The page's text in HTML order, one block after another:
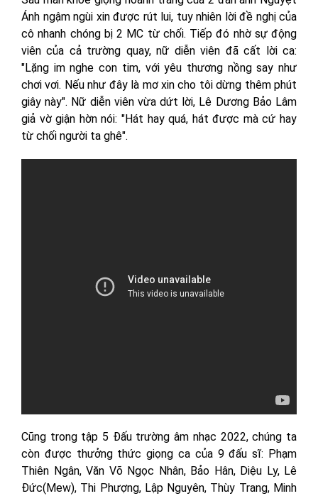
Ánh ngậm ngùi xin được rút lui, tuy nhiên lời đề nghị của
cô nhanh chóng bị 2 MC từ chối. Tiếp đó nhờ sự động
viên của cả trường quay, nữ diễn viên đã cất lời ca:
"Lặng im nghe con tim, với yêu thương nồng say như
chơi vơi. Nếu như đây là mơ xin cho tôi dừng thêm phút
giây này". Nữ diễn viên vừa dứt lời, Lê Dương Bảo Lâm
giả vờ giận hờn nói: "Hát hay quá, hát được mà cứ hay
từ chối người ta ghê".
Cũng trong tập 5 Đấu trường âm nhạc 2022, chúng ta
còn được thưởng thức giọng ca của 9 đấu sĩ: Phạm
Thiên Ngân, Văn Võ Ngọc Nhân, Bảo Hân, Diệu Ly, Lê
Đức(Mew), Thi Phượng, Lập Nguyên, Thùy Trang, Minh